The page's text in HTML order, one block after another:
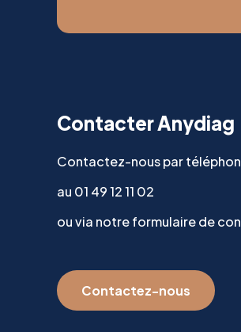
Contacter Anydiag
Contactez-nous par
au 01 49 12 11 02
ou via notre formulaire de
Contactez-nous